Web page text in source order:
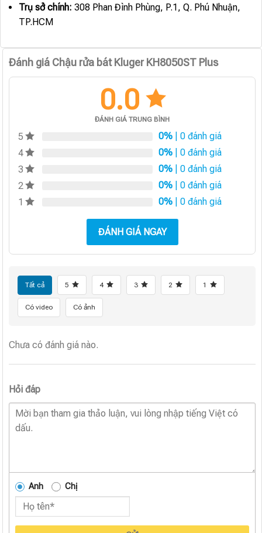
Trụ sở chính: 308 Phan Đình Phùng, P.1, Q. Phú Nhuận,
TP.HCM
Đánh giá Chậu rửa bát Kluger KH8050ST Plus
0.0
ĐÁNH GIÁ TRUNG BÌNH
5 0% | 0 đánh giá
4
0% | 0 đánh giá
3
0% | 0 đánh giá
2
0% | 0 đánh giá
1
0% | 0 đánh giá
ĐÁNH GIÁ NGAY
Tất cả 5 4 3 2 1
Có video Có ảnh
Chưa có đánh giá nào.
Hỏi đáp
Anh Chị